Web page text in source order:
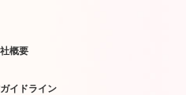
概要
イドライン